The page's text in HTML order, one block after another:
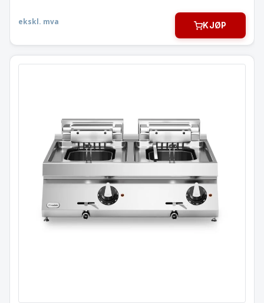
ekskl. mva KJØP
Frityrkoker 10+10 liter
Modular 80×73 cm